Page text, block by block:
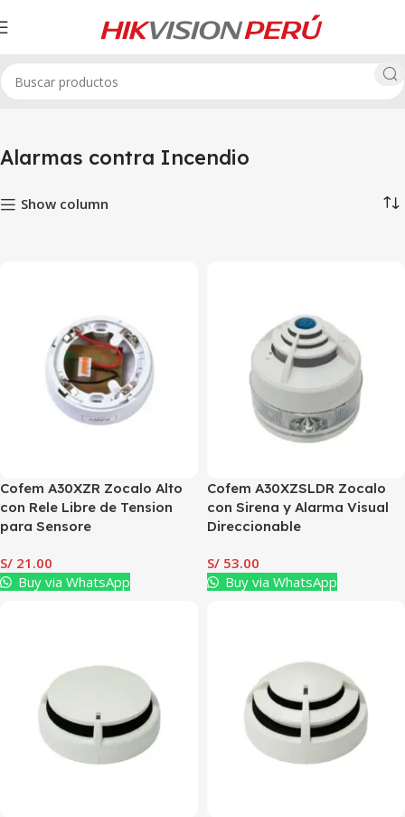
Inicio Alarmas contra Incendio
Alarmas contra Incendio
Show column
Cofem A30XZR Zocalo Alto
con Rele Libre de Tension
para Sensore
S/ 21.00
Buy via WhatsApp
Cofem A30XZSLDR Zocalo
con Sirena y Alarma Visual
Direccionable
S/ 53.00
Buy via WhatsApp